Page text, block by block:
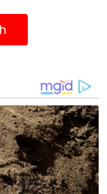
sini hari ini.